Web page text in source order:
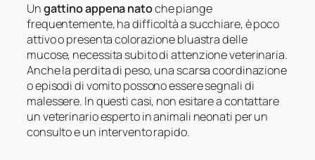
Ungattino appena natoche piange
frequentemente, ha difficoltà a succhiare, è poco
attivo o presenta colorazione bluastra delle
mucose, necessita subito di attenzione veterinaria.
Anche la perdita di peso, una scarsa coordinazione
o episodi di vomito possono essere segnali di
malessere. In questi casi, non esitare a contattare
un veterinario esperto in animali neonati per un
consulto e un intervento rapido.